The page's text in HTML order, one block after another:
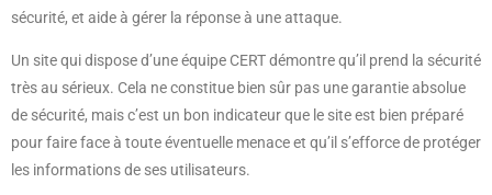
sécurité, et aide à gérer la réponse à une attaque.
Un site qui dispose d’une équipe CERT démontre qu’il prend la sécurité
très au sérieux. Cela ne constitue bien sûr pas une garantie absolue
de sécurité, mais c’est un bon indicateur que le site est bien préparé
pour faire face à toute éventuelle menace et qu’il s’efforce de protéger
les informations de ses utilisateurs.